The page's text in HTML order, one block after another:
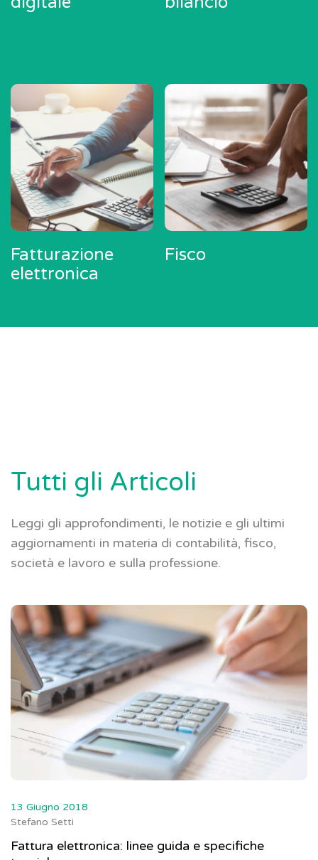
Fatturazione
elettronica
Fisco
Tutti gli Articoli
Leggi gli approfondimenti, le notizie e gli ultimi
aggiornamenti in materia di contabilità, fisco,
società e lavoro e sulla professione.
13 Giugno 2018
Stefano Setti
Fattura elettronica: linee guida e specifiche